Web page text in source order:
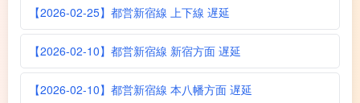
【2026-02-25】都営新宿線 上下線 遅延
【2026-02-10】都営新宿線 新宿方面 遅延
【2026-02-10】都営新宿線 本八幡方面 遅延